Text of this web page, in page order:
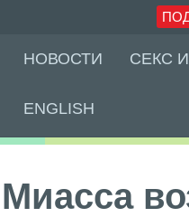
НОВОСТИ СЕКС
ENGLISH